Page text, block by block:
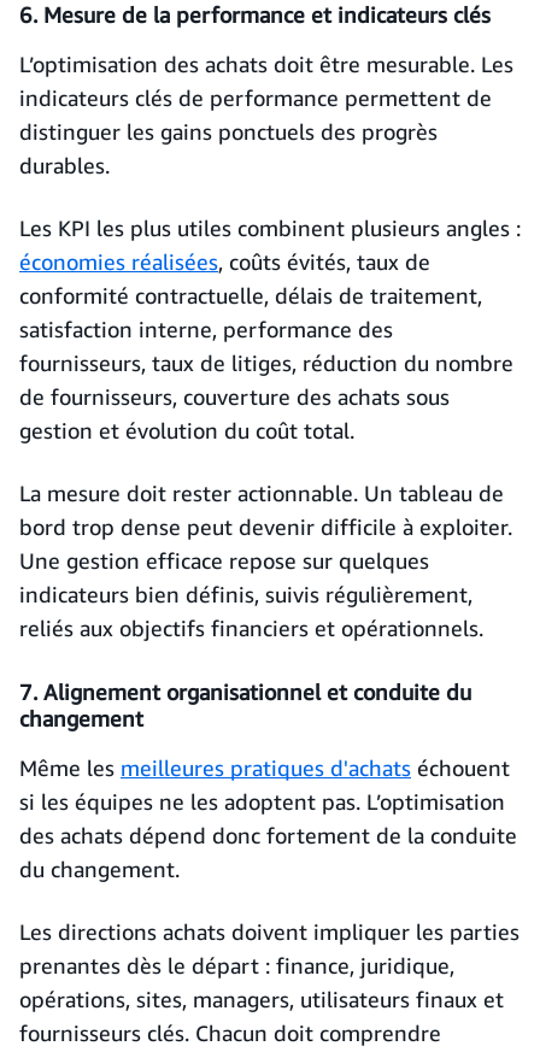
6. Mesure de la performance et indicateurs clés
L’optimisation des achats doit être mesurable. Les
indicateurs clés de performance permettent de
distinguer les gains ponctuels des progrès
durables.
Les KPI les plus utiles combinent plusieurs angles :
économies réalisées, coûts évités, taux de
conformité contractuelle, délais de traitement,
satisfaction interne, performance des
fournisseurs, taux de litiges, réduction du nombre
de fournisseurs, couverture des achats sous
gestion et évolution du coût total.
La mesure doit rester actionnable. Un tableau de
bord trop dense peut devenir difficile à exploiter.
Une gestion efficace repose sur quelques
indicateurs bien définis, suivis régulièrement,
reliés aux objectifs financiers et opérationnels.
7. Alignement organisationnel et conduite du
changement
Même les meilleures pratiques d'achats échouent
si les équipes ne les adoptent pas. L’optimisation
des achats dépend donc fortement de la conduite
du changement.
Les directions achats doivent impliquer les parties
prenantes dès le départ : finance, juridique,
opérations, sites, managers, utilisateurs finaux et
fournisseurs clés. Chacun doit comprendre